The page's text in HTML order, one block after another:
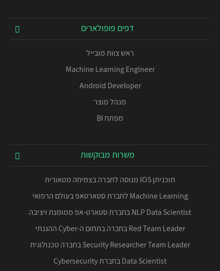
דפים פופולארים
ראש צוות מובייל
Machine Learning Engineer
Android Developer
מנהל מוצר
מפתח BI
משרות מבוקשות
תוכניתן IOS מנוסה לחברה בצמיחה מטאורית
Machine Learning לחברת סטארטאפ בעולם הרפואי
NLP Data Scientist בחברת סטארט-אפ ממומנת ויציבה
Red Team Leader בחברה בתחום ה-Cyber ההגנתי
Security Researcher Team Leader בחברה טכנולוגית
Data Scientist בחברת Cybersecurity